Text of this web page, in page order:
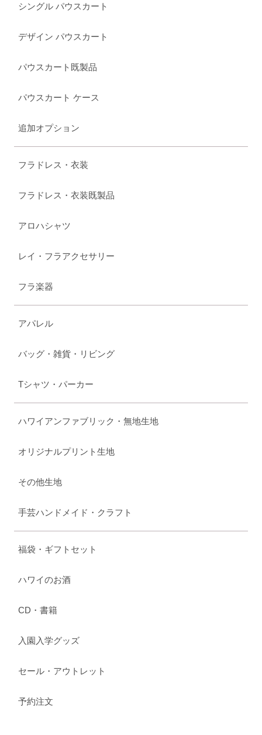
シングル パウスカート
デザイン パウスカート
パウスカート既製品
パウスカート ケース
追加オプション
フラドレス・衣装
フラドレス・衣装既製品
アロハシャツ
レイ・フラアクセサリー
フラ楽器
アパレル
バッグ・雑貨・リビング
Tシャツ・パーカー
ハワイアンファブリック・無地生地
オリジナルプリント生地
その他生地
手芸ハンドメイド・クラフト
福袋・ギフトセット
ハワイのお酒
CD・書籍
入園入学グッズ
セール・アウトレット
予約注文